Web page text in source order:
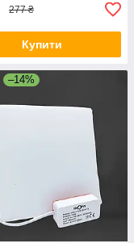
277 ₴
Купити
–14%